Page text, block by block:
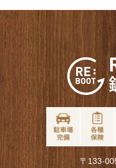
〒133-